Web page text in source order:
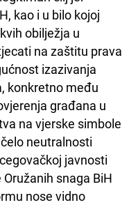
kao i u bilo kojoj
obilježja u
na zaštitu prava
izazivanja
konkretno među
građana u
na vjerske simbole
neutralnosti
javnosti
snaga BiH
nose vidno